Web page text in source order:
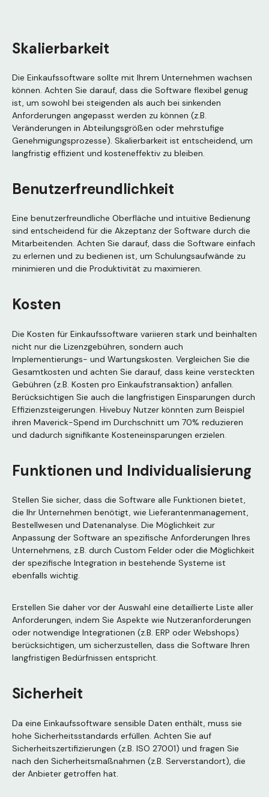
Skalierbarkeit
Die Einkaufssoftware sollte mit Ihrem Unternehmen wachsen
können. Achten Sie darauf, dass die Software flexibel genug
ist, um sowohl bei steigenden als auch bei sinkenden
Anforderungen angepasst werden zu können (z.B.
Veränderungen in Abteilungsgrößen oder mehrstufige
Genehmigungsprozesse). Skalierbarkeit ist entscheidend, um
langfristig effizient und kosteneffektiv zu bleiben.
Benutzerfreundlichkeit
Eine benutzerfreundliche Oberfläche und intuitive Bedienung
sind entscheidend für die Akzeptanz der Software durch die
Mitarbeitenden. Achten Sie darauf, dass die Software einfach
zu erlernen und zu bedienen ist, um Schulungsaufwände zu
minimieren und die Produktivität zu maximieren.
Kosten
Die Kosten für Einkaufssoftware variieren stark und beinhalten
nicht nur die Lizenzgebühren, sondern auch
Implementierungs- und Wartungskosten. Vergleichen Sie die
Gesamtkosten und achten Sie darauf, dass keine versteckten
Gebühren (z.B. Kosten pro Einkaufstransaktion) anfallen.
Berücksichtigen Sie auch die langfristigen Einsparungen durch
Effizienzsteigerungen. Hivebuy Nutzer könnten zum Beispiel
ihren Maverick-Spend im Durchschnitt um 70% reduzieren
und dadurch signifikante Kosteneinsparungen erzielen.
Funktionen und Individualisierung
Stellen Sie sicher, dass die Software alle Funktionen bietet,
die Ihr Unternehmen benötigt, wie Lieferantenmanagement,
Bestellwesen und Datenanalyse. Die Möglichkeit zur
Anpassung der Software an spezifische Anforderungen Ihres
Unternehmens, z.B. durch Custom Felder oder die Möglichkeit
der spezifische Integration in bestehende Systeme ist
ebenfalls wichtig.
Erstellen Sie daher vor der Auswahl eine detaillierte Liste aller
Anforderungen, indem Sie Aspekte wie Nutzeranforderungen
oder notwendige Integrationen (z.B. ERP oder Webshops)
berücksichtigen, um sicherzustellen, dass die Software Ihren
langfristigen Bedürfnissen entspricht.
Sicherheit
Da eine Einkaufssoftware sensible Daten enthält, muss sie
hohe Sicherheitsstandards erfüllen. Achten Sie auf
Sicherheitszertifizierungen (z.B. ISO 27001) und fragen Sie
nach den Sicherheitsmaßnahmen (z.B. Serverstandort), die
der Anbieter getroffen hat.